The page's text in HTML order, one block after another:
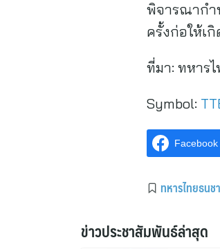
พิจารณากำ
ครั้งก่อให้เ
ที่มา: ทหาร
Symbol:
Facebook
ทหารไทยธนช
ข่าวประชาสัมพันธ์ล่าสุด